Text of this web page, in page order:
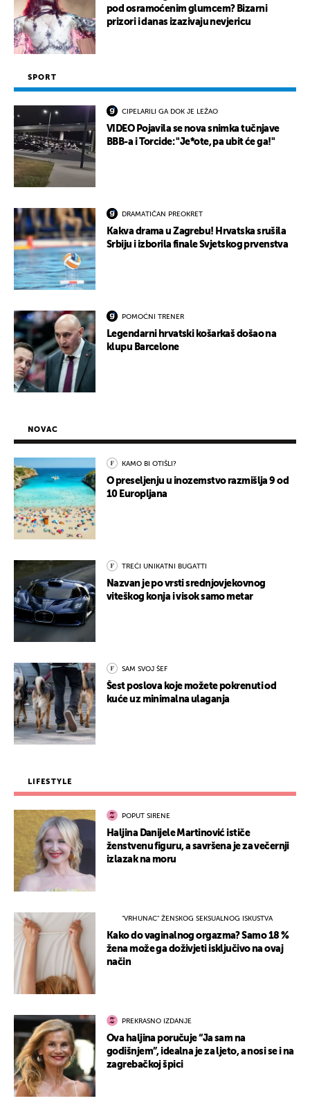
pod osramoćenim glumcem? Bizarni
prizori i danas izazivaju nevjericu
SPORT
CIPELARILI GA DOK JE LEŽAO
VIDEO Pojavila se nova snimka tučnjave
BBB-a i Torcide: "Je*ote, pa ubit će ga!"
DRAMATIČAN PREOKRET
Kakva drama u Zagrebu! Hrvatska srušila
Srbiju i izborila finale Svjetskog prvenstva
POMOĆNI TRENER
Legendarni hrvatski košarkaš došao na
klupu Barcelone
NOVAC
KAMO BI OTIŠLI?
O preseljenju u inozemstvo razmišlja 9 od
10 Europljana
TREĆI UNIKATNI BUGATTI
Nazvan je po vrsti srednjovjekovnog
viteškog konja i visok samo metar
SAM SVOJ ŠEF
Šest poslova koje možete pokrenuti od
kuće uz minimalna ulaganja
LIFESTYLE
POPUT SIRENE
Haljina Danijele Martinović ističe
ženstvenu figuru, a savršena je za večernji
izlazak na moru
"VRHUNAC" ŽENSKOG SEKSUALNOG ISKUSTVA
Kako do vaginalnog orgazma? Samo 18 %
žena može ga doživjeti isključivo na ovaj
način
PREKRASNO IZDANJE
Ova haljina poručuje “Ja sam na
godišnjem”, idealna je za ljeto, a nosi se i na
zagrebačkoj špici